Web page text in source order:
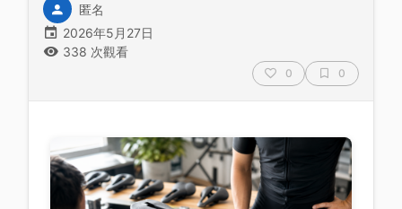
匿名
2026年5月27日
338 次觀看
0 0